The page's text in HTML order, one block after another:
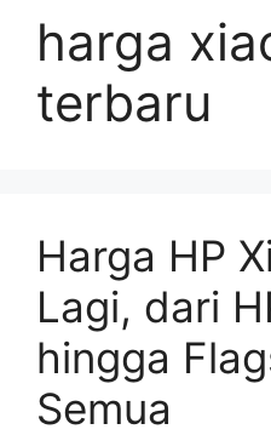
harga
terbaru
Harga HP
Lagi, dari
hingga
Semua